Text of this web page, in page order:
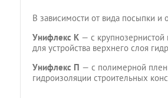
В зависимости от вида посыпки и
Унифлекс К — с
для устройства верхнего слоя
Унифлекс П — с полимерной
гидроизоляции строительных